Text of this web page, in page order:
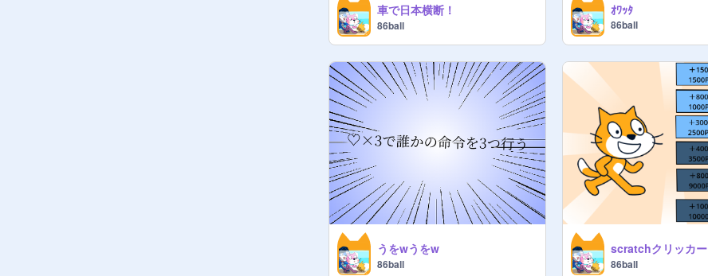
車で日本横断！
86ball
ｵﾜｯﾀ
86ball
うをwうをw
86ball
scratchクリッカー
86ball